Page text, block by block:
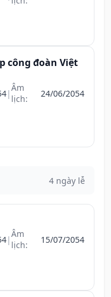
công đoàn Việt
|Âm
lịch:
24/06/2054
4 ngày lễ
|Âm
lịch:
15/07/2054